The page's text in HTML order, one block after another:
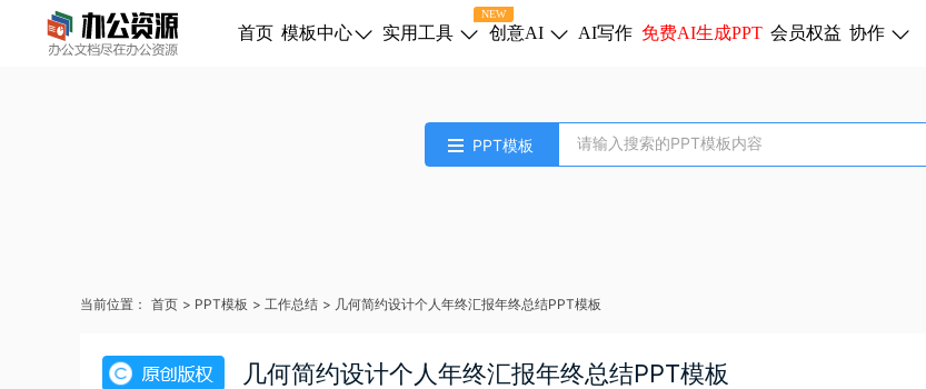
首页 模板中心
NEW
实用工具 创意AI AI写作 免费AI生成PPT 会员权益 协作
PPT模板
当前位置： 首页 > PPT模板 > 工作总结 > 几何简约设计个人年终汇报年终总结PPT模板
几何简约设计个人年终汇报年终总结PPT模板